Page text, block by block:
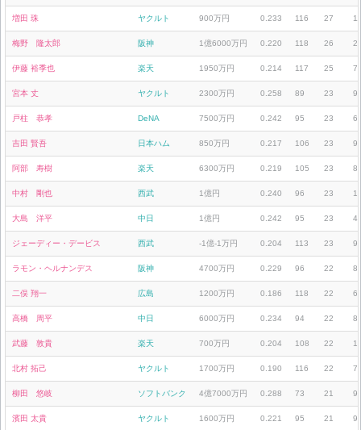
増田 珠 ヤクルト 900万円 0.233 116 27 11
梅野 隆太郎 阪神 1億6000万円 0.220 118 26 2
伊藤 裕季也 楽天 1950万円 0.214 117 25 7
宮本 丈 ヤクルト 2300万円 0.258 89 23 9
戸柱 恭孝 DeNA 7500万円 0.242 95 23 6
吉田 賢吾 日本ハム 850万円 0.217 106 23 9
阿部 寿樹 楽天 6300万円 0.219 105 23 8
中村 剛也 西武 1億円 0.240 96 23
大島 洋平 中日 1億円 0.242 95 23 4
ジェーディー・デービス 西武 -1億-1万円 0.204 113 23 9
ラモン・ヘルナンデス 阪神 4700万円 0.229 96 22 8
二俣 翔一 広島 1200万円 0.186 118 22 6
高橋 周平 中日 6000万円 0.234 94 22 8
武藤 敦貴 楽天 700万円 0.204 108 22
北村 拓己 ヤクルト 1700万円 0.190 116 22 7
柳田 悠岐 ソフトバンク 4億7000万円 0.288 73 21 9
濱田 太貴 ヤクルト 1600万円 0.221 95 21 9